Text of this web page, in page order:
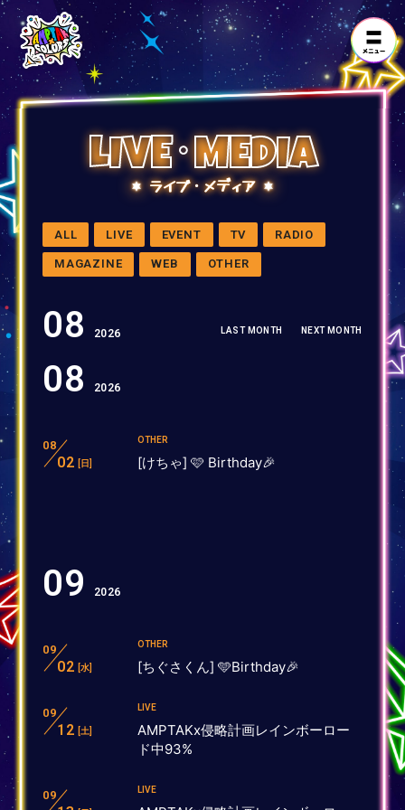
LIVE･MEDIA
ライブ・メディア
ALL LIVE EVENT TV RADIO
MAGAZINE WEB OTHER
08 2026 LAST MONTH NEXT MONTH
08 2026
08
02 [日]
OTHER
[けちゃ] 🩷 Birthday🎉
09 2026
09
02 [水]
OTHER
[ちぐさくん] 🩵Birthday🎉
09
12 [土]
LIVE
AMPTAKx侵略計画レインボーロー
ド中93%
09 LIVE